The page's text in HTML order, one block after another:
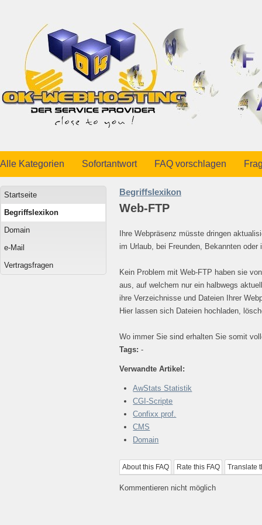
Alle Kategorien Sofortantwort FAQ vorschlagen
Startseite
Begriffslexikon
Domain
e-Mail
Vertragsfragen
Begriffslexikon
Web-FTP
Ihre Webpräsenz müsste dringen
im Urlaub, bei Freunden, Bekannten oder
Kein Problem mit Web-FTP haben sie
aus, auf welchem nur ein halbwegs
ihre Verzeichnisse und Dateien Ihrer
Hier lassen sich Dateien hochladen,
Wo immer Sie sind erhalten Sie somit
Tags: -
Verwandte Artikel:
AwStats Statistik
CGI-Scripte
Confixx prof.
CMS
Domain
About this FAQ Rate this FAQ Translate
Kommentieren nicht möglich